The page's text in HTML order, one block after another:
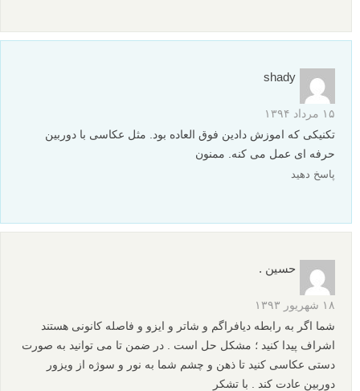
shady
۱۵ مرداد ۱۳۹۴
تکنیکی که اموزش دادین فوق العاده بود. مثل عکاسی با دوربین
حرفه ای عمل می کنه. ممنون
پاسخ دهید
حسین .
۱۸ شهریور ۱۳۹۳
شما اگر به رابطه دیافراگم و شاتر و ایزو و فاصله کانونی هستند
اشراف پیدا کنید ؛ مشکل حل است . در ضمن تا می توانید به صورت
دستی عکاسی کنید تا ذهن و چشم شما به نور و سوژه از ویزور
دوربین عادت کند . با تشکر